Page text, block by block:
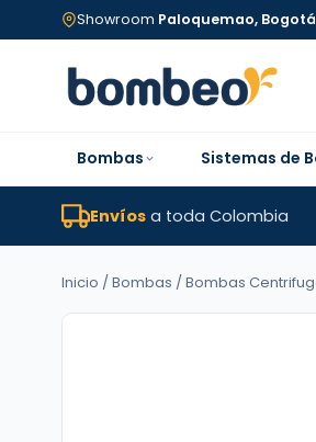
Showroom Paloquemao, Bogotá
Bombas Sistemas de
Envíos a toda Colombia
Inicio /Bombas /Bombas